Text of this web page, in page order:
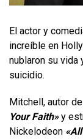
El actor y
increíble en
nublaron su
suicidio.
Mitchell, autor de
Your Faith»y
Nickelodeon